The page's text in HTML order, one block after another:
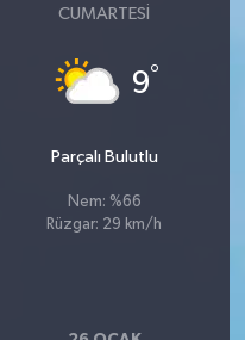
CUMARTESI
9°
Parçalı Bulutlu
Nem: %66
Rüzgar: 29 km/h